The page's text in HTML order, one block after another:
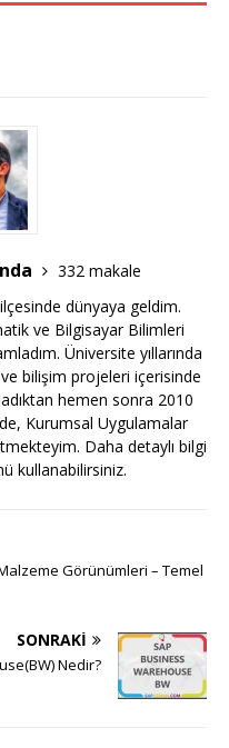
332 makale
dünyaya geldim.
ve Bilgisayar Bilimleri
Üniversite yıllarında
bilişim projeleri içerisinde
hemen sonra 2010
Kurumsal Uygulamalar
Daha detaylı bilgi
kullanabilirsiniz.
Görünümleri – Temel
SONRAKI
Nedir?